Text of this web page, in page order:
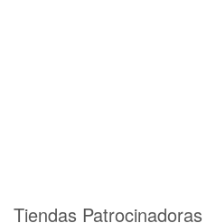
Tiendas Patrocinadoras